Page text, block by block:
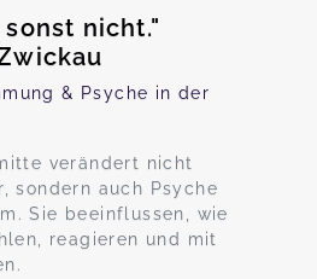
nicht."
& Psyche in der
verändert nicht
sondern auch Psyche
Sie beeinflussen, wie
reagieren und mit